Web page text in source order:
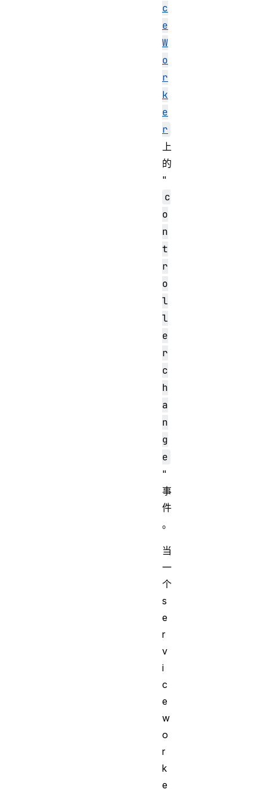
c
e
W
o
r
k
e
r
上
的
"
c
o
n
t
r
o
l
l
e
r
c
h
a
n
g
e
"
事
件
。
当
一
个
s
e
r
v
i
c
e
w
o
r
k
e